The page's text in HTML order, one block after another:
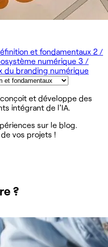
et fondamentaux 2 /
numérique 3 /
du branding numérique
et développe des
intégrant de l'IA.
sur le blog.
vos projets !
?